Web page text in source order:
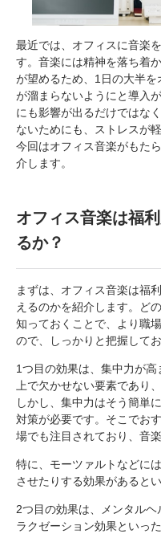
最近では、オフィスに音楽
す。音楽には精神を落ち着
が望めるため、1日の大半
が溜まらないようにと導入
にも影響が出るだけではな
ないためにも、ストレスが
今回はオフィス音楽がもた
介します。
オフィス音楽は福
るか？
まずは、オフィス音楽は福
えるのかを紹介します。ど
知っておくことで、より職
ので、しっかりと把握してお
1つ目の効果は、集中力が
上で欠かせない要素であり
しかし、集中力はそう簡単
対策が必要です。そこでお
場でも注目されており、音
特に、モーツァルトなどに
させたりする効果があると
2つ目の効果は、メンタル
ラクゼーション効果といっ